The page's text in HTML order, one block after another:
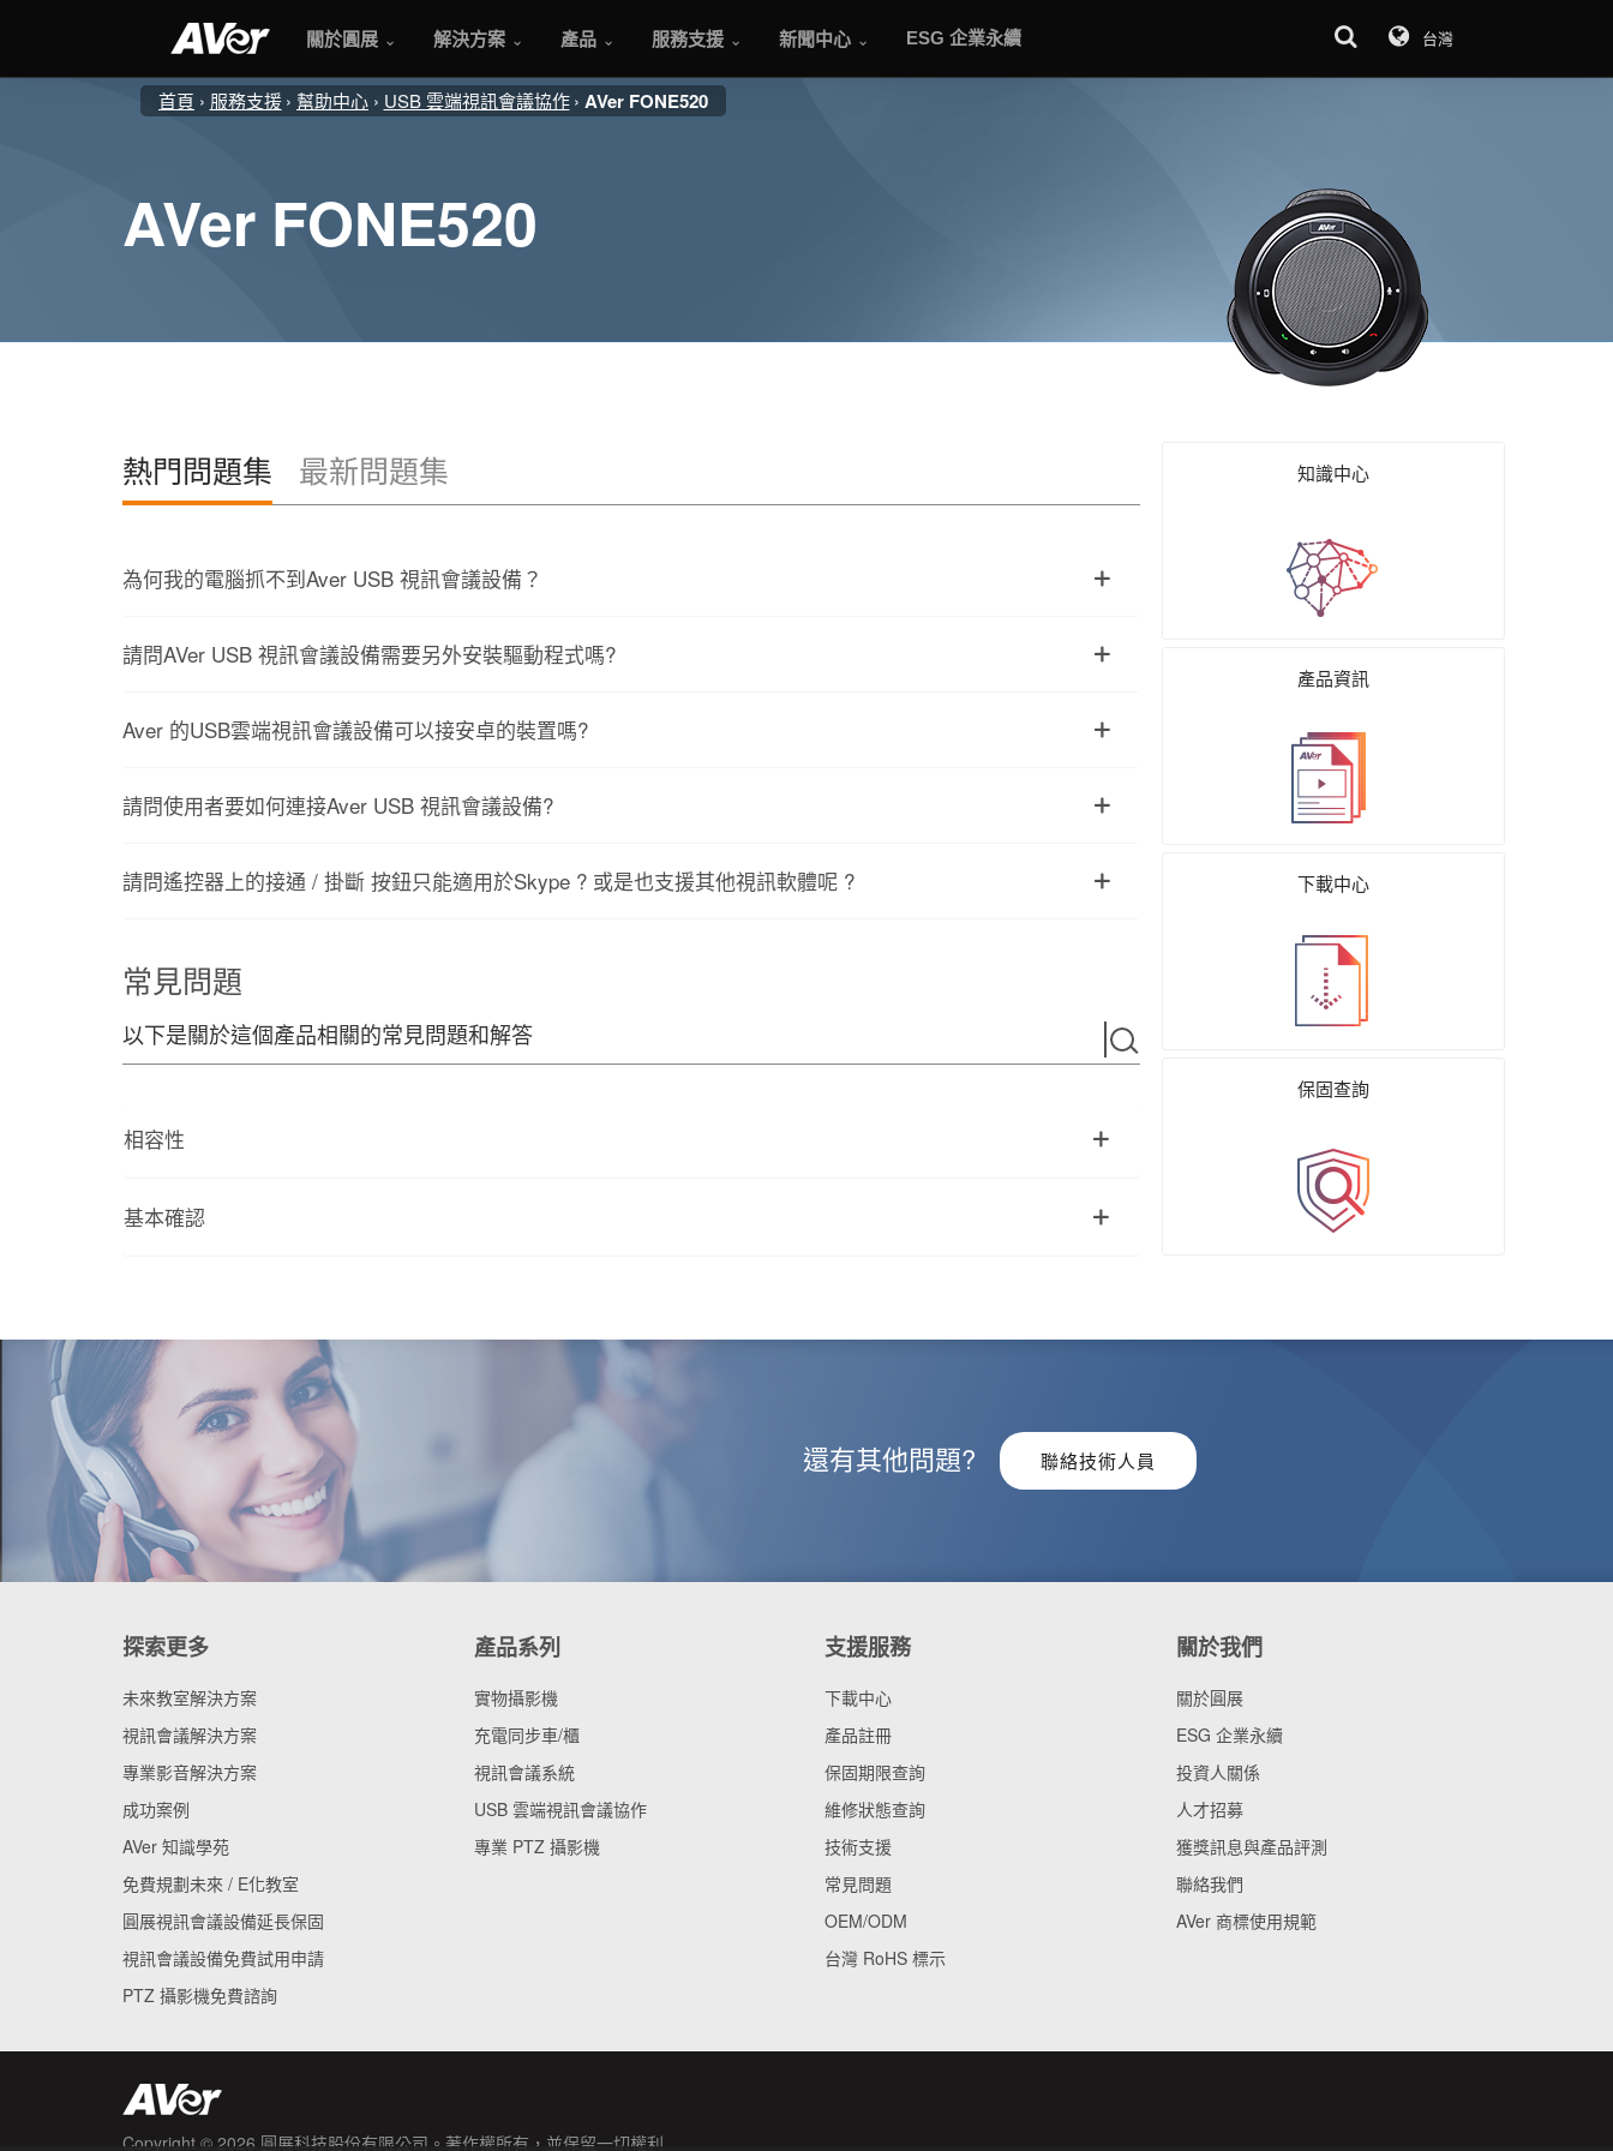
關於圓展 解決方案 產品 服務支援 新聞中心 ESG 企業永續 台灣
首頁 服務支援 幫助中心 USB 雲端視訊會議協作 AVer FONE520
AVer FONE520
熱門問題集 最新問題集
為何我的電腦抓不到Aver USB 視訊會議設備？
請問AVer USB 視訊會議設備需要另外安裝驅動程式嗎?
Aver 的USB雲端視訊會議設備可以接安卓的裝置嗎?
請問使用者要如何連接Aver USB 視訊會議設備?
請問遙控器上的接通 / 掛斷 按鈕只能適用於Skype ? 或是也支援其他視訊軟體呢 ?
常見問題
以下是關於這個產品相關的常見問題和解答
相容性
基本確認
知識中心
產品資訊
下載中心
保固查詢
還有其他問題? 聯絡技術人員
探索更多
未來教室解決方案
視訊會議解決方案
專業影音解決方案
成功案例
AVer 知識學苑
免費規劃未來 / E化教室
圓展視訊會議設備延長保固
視訊會議設備免費試用申請
PTZ 攝影機免費諮詢
產品系列
實物攝影機
充電同步車/櫃
視訊會議系統
USB 雲端視訊會議協作
專業 PTZ 攝影機
支援服務
下載中心
產品註冊
保固期限查詢
維修狀態查詢
技術支援
常見問題
OEM/ODM
台灣 RoHS 標示
關於我們
關於圓展
ESG 企業永續
投資人關係
人才招募
獲獎訊息與產品評測
聯絡我們
AVer 商標使用規範
Copyright © 2026 圓展科技股份有限公司 。著作權所有，並保留一切權利